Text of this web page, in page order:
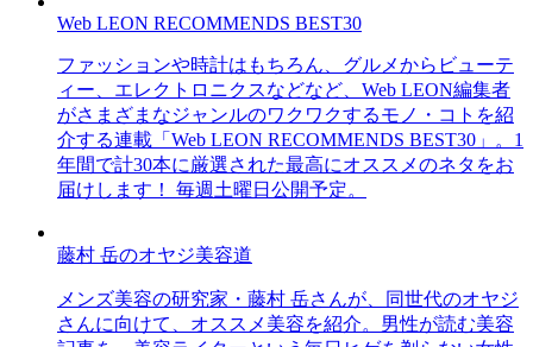
Web LEON RECOMMENDS BEST30
ファッションや時計はもちろん、グルメからビューテ
ィー、エレクトロニクスなどなど、Web LEON編集者
がさまざまなジャンルのワクワクするモノ・コトを紹
介する連載「Web LEON RECOMMENDS BEST30」。1
年間で計30本に厳選された最高にオススメのネタをお
届けします！ 毎週土曜日公開予定。
藤村 岳のオヤジ美容道
メンズ美容の研究家・藤村 岳さんが、同世代のオヤジ
さんに向けて、オススメ美容を紹介。男性が読む美容